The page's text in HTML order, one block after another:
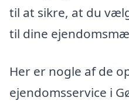
til at sikre, at du
til dine
Her er nogle af de
ejendomsservice i